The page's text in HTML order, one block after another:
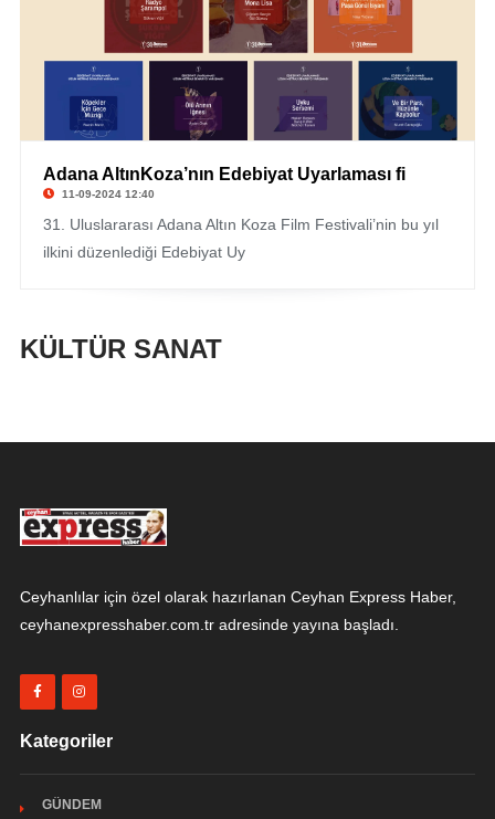
Adana AltınKoza’nın Edebiyat Uyarlaması fi
11-09-2024 12:40
31. Uluslararası Adana Altın Koza Film Festivali’nin bu yıl
ilkini düzenlediği Edebiyat Uy
KÜLTÜR SANAT
Ceyhanlılar için özel olarak hazırlanan Ceyhan Express Haber,
ceyhanexpresshaber.com.tr adresinde yayına başladı.
Kategoriler
GÜNDEM